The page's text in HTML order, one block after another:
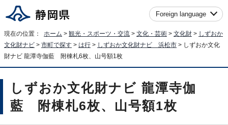
Foreign language
現在の位置： ホーム > 観光・スポーツ・交流 > 文化・芸術 > 文化財 > しずおか
文化財ナビ > 市町で探す > は行 > しずおか文化財ナビ 浜松市 > しずおか文化
財ナビ 龍潭寺伽藍 附棟札6枚、山号額1枚
しずおか文化財ナビ 龍潭寺伽
藍 附棟札6枚、山号額1枚